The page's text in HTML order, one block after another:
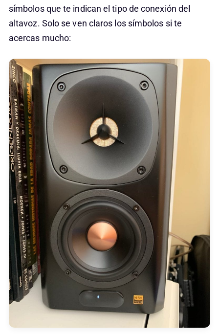
símbolos que te indican el tipo de conexión del
altavoz. Solo se ven claros los símbolos si te
acercas mucho: